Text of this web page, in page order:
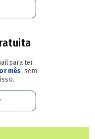
informou que a
do 1º Distrito
Polícia Científica disse
conclusivo do
sentido
o controle e
o perito.
para ter
mês, sem